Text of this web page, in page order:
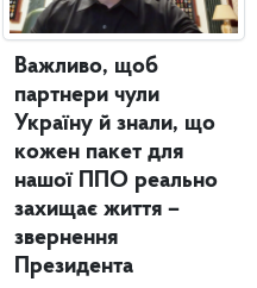
Важливо, щоб
партнери чули
Україну й знали, що
кожен пакет для
нашої ППО реально
захищає життя –
звернення
Президента